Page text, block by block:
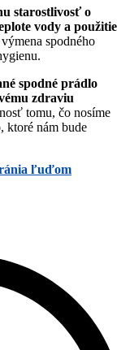
starostlivosť o
vody a použitie
spodného
spodné prádlo
zdraviu
tomu, čo nosíme
ktoré nám bude
ľuďom